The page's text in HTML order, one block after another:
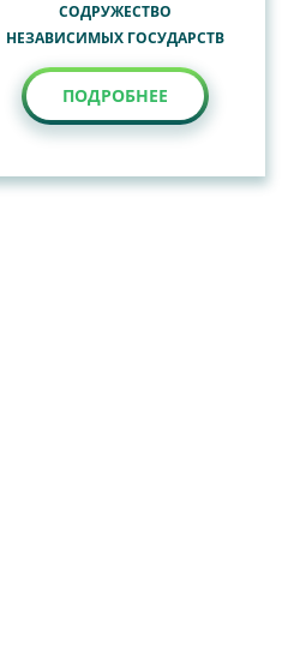
СОДРУЖЕСТВО
НЕЗАВИСИМЫХ ГОСУДАРСТВ
ПОДРОБНЕЕ